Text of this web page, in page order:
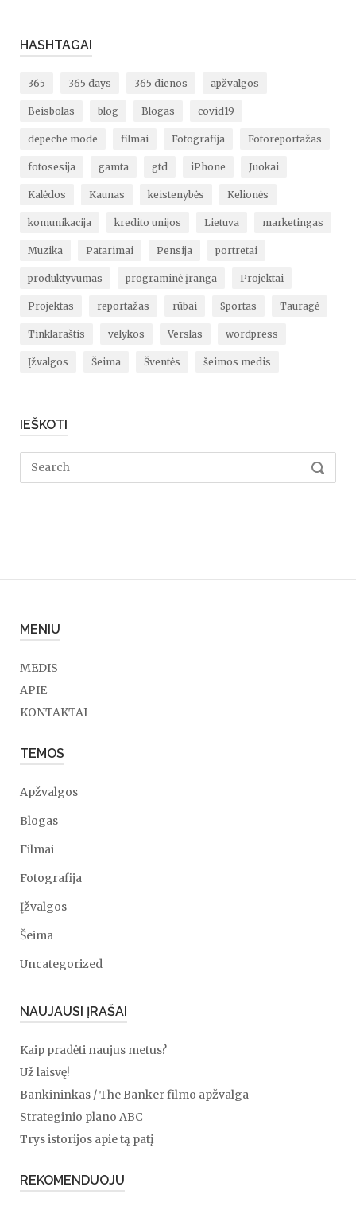
sėkmę"
HASHTAGAI
365 365 days 365 dienos apžvalgos
Beisbolas blog Blogas covid19
depeche mode filmai Fotografija Fotoreportažas
fotosesija gamta gtd iPhone Juokai
Kalėdos Kaunas keistenybės Kelionės
komunikacija kredito unijos Lietuva marketingas
Muzika Patarimai Pensija portretai
produktyvumas programinė įranga Projektai
Projektas reportažas rūbai Sportas Tauragė
Tinklaraštis velykos Verslas wordpress
Įžvalgos Šeima Šventės šeimos medis
IEŠKOTI
Search
MENIU
MEDIS
APIE
KONTAKTAI
TEMOS
Apžvalgos
Blogas
Filmai
Fotografija
Įžvalgos
Šeima
Uncategorized
NAUJAUSI ĮRAŠAI
Kaip pradėti naujus metus?
Už laisvę!
Bankininkas / The Banker filmo apžvalga
Strateginio plano ABC
Trys istorijos apie tą patį
REKOMENDUOJU